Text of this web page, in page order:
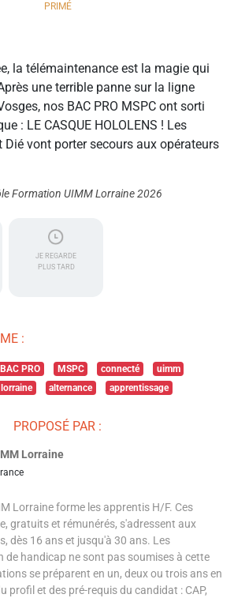
PRIMÉ
la télémaintenance est la magie qui
une terrible panne sur la ligne
nos BAC PRO MSPC ont sorti
: LE CASQUE HOLOLENS ! Les
Dié vont porter secours aux opérateurs
Formation UIMM Lorraine 2026
JE REGARDE
PLUS TARD
:
BAC PRO MSPC connecté
uimm
lorraine alternance apprentissage
PROPOSÉ PAR :
Lorraine
Lorraine forme les apprentis H/F. Ces
gratuits et rémunérés, s'adressent aux
dès 16 ans et jusqu'à 30 ans. Les
de handicap ne sont pas soumises à cette
se préparent en un, deux ou trois ans en
profil et des pré-requis du candidat : CAP,